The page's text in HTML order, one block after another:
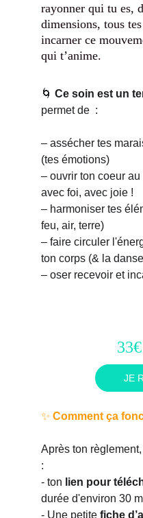
JE
rayonner qui tu es,
dimensions, tous
incarner ce
qui t’anime.
🌀 Ce soin est un
permet de  :
– assécher tes
(tes émotions)
– ouvrir ton coeur
avec foi, avec joie !
– harmoniser tes
feu, air, terre)
– faire circuler
ton corps (& la
– oser recevoir et
✨ Comment ça
Après ton
:
- ton lien pour
durée d'environ 30
- Une petite fiche